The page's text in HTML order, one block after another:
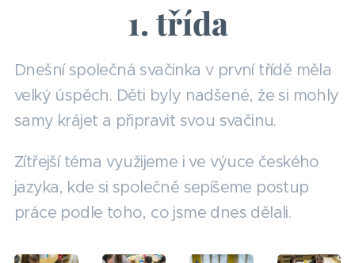
1. třída
Dnešní společná svačinka v první třídě měla
velký úspěch. Děti byly nadšené, že si mohly
samy krájet a připravit svou svačinu.
Zítřejší téma využijeme i ve výuce českého
jazyka, kde si společně sepíšeme postup
práce podle toho, co jsme dnes dělali.